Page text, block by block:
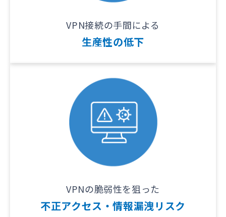
VPN接続の手間による
生産性の低下
VPNの脆弱性を狙った
不正アクセス・情報漏洩リスク